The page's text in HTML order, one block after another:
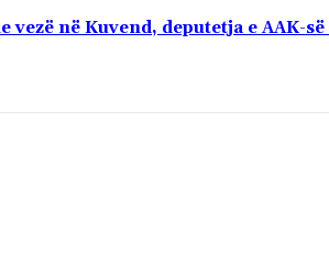
vezë në Kuvend, deputetja e AAK-